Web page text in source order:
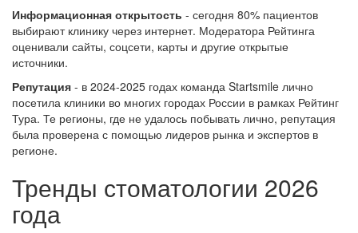
Информационная открытость - сегодня 80% пациентов
выбирают клинику через интернет. Модератора Рейтинга
оценивали сайты, соцсети, карты и другие открытые
источники.
Репутация - в 2024-2025 годах команда Startsmile лично
посетила клиники во многих городах России в рамках Рейтинг
Тура. Те регионы, где не удалось побывать лично, репутация
была проверена с помощью лидеров рынка и экспертов в
регионе.
Тренды стоматологии 2026
года